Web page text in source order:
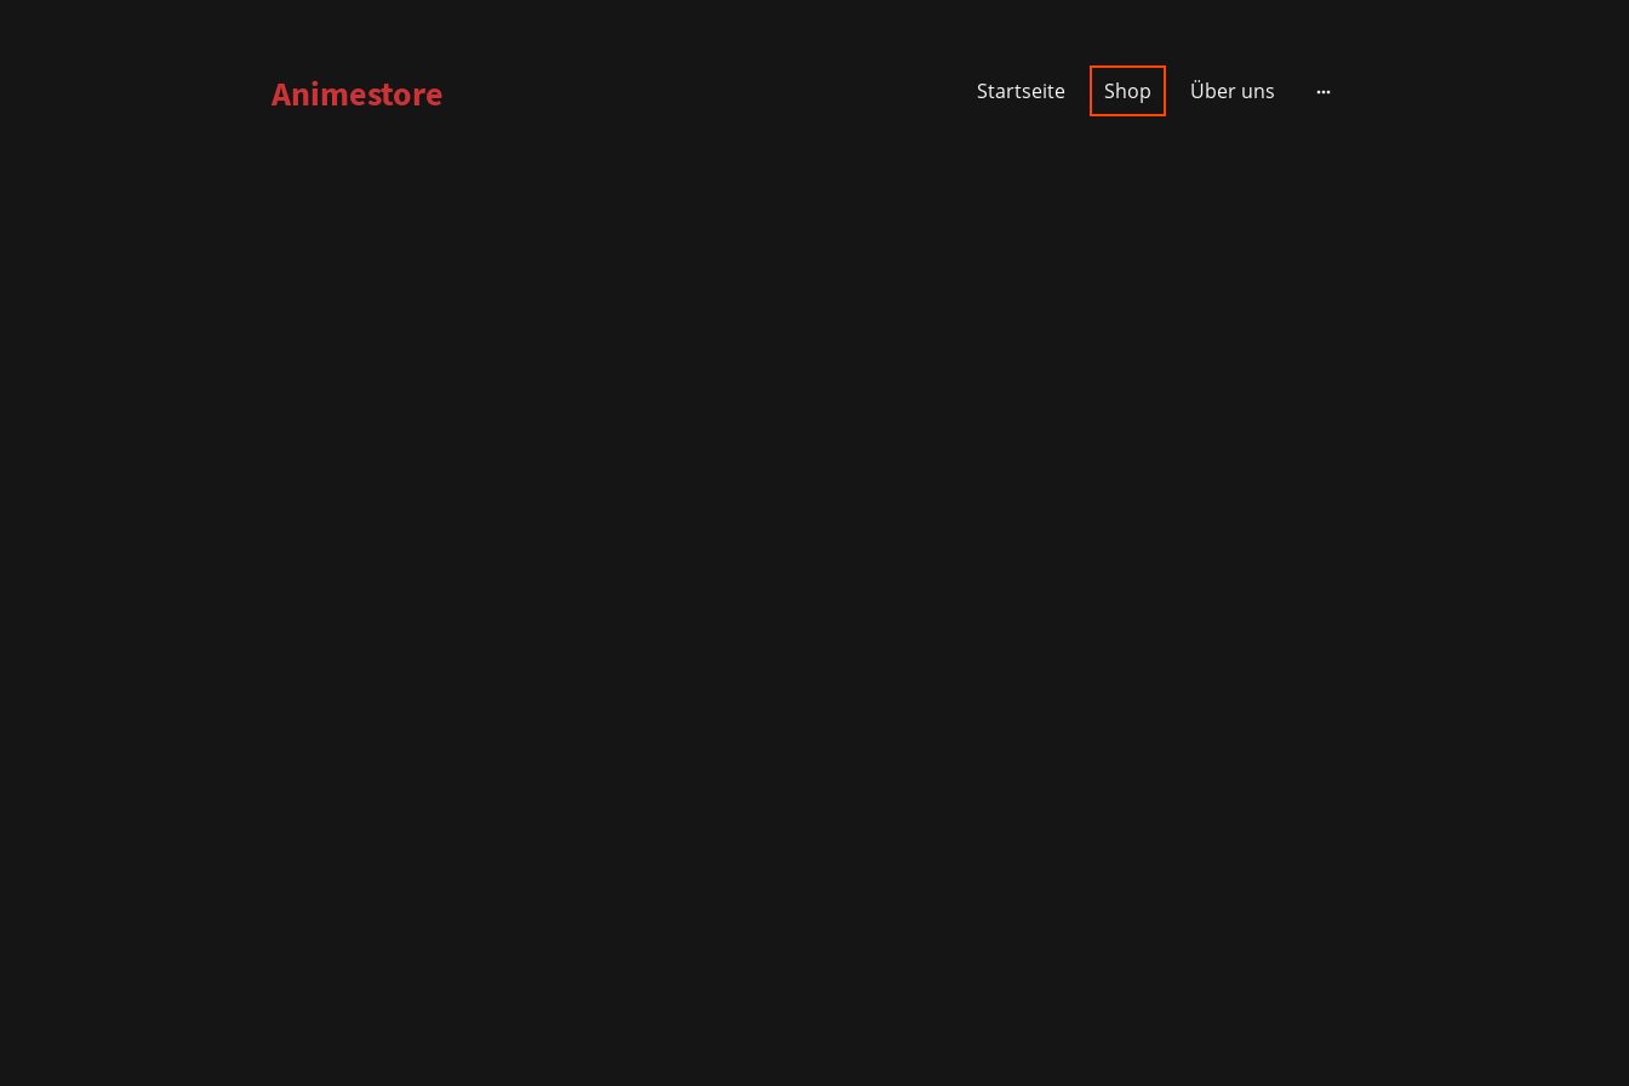
Animestore Startseite Shop Über uns